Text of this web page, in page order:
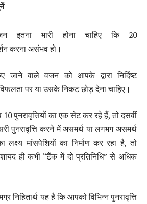
इतना भारी होना चाहिए कि 20
करना असंभव हो।
जाने वाले वजन को आपके द्वारा निर्दिष्ट
पर या उसके निकट छोड़ देना चाहिए।
पुनरावृत्तियों का एक सेट कर रहे हैं, तो दसवीं
पुनरावृत्ति करने में असमर्थ या लगभग असमर्थ
लक्ष्य मांसपेशियों का निर्माण कर रहा है, तो
ही कभी “टैंक में दो प्रतिनिधि” से अधिक
निहितार्थ यह है कि आपको विभिन्न पुनरावृत्ति